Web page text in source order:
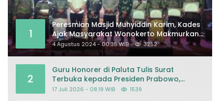
1
Peresmian Masjid Muhyiddin Karim, Kades
Ajak Masyarakat Wonokerto Makmurkan
Masjid
4 Agustus 2024 - 00:35 WIB 3252
2
Guru Honorer di Paluta Tulis Surat
Terbuka kepada Presiden Prabowo,
Mohon Keadilan atas Dugaan
17 Juli 2026 - 08:19 WIB 1539